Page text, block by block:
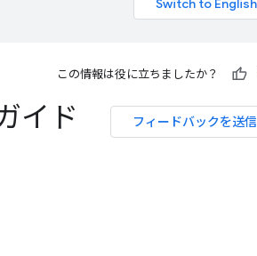
この情報は役に立ちましたか？
フィードバックを送信
イド